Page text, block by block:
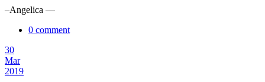
–Angelica —
0 comment
30
Mar
2019